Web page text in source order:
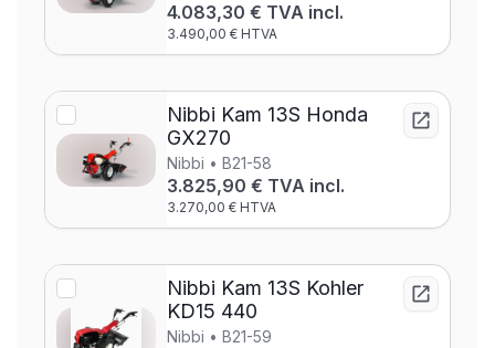
4.083,30 € TVA incl.
3.490,00 € HTVA
Nibbi Kam 13S Honda
GX270
Nibbi • B21-58
3.825,90 € TVA incl.
3.270,00 € HTVA
Nibbi Kam 13S Kohler
KD15 440
Nibbi • B21-59